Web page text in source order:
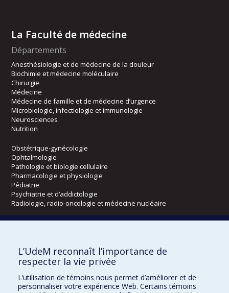
La Faculté de médecine
Départements
Anesthésiologie et de médecine de la douleur
Biochimie et médecine moléculaire
Chirurgie
Médecine
Médecine de famille et de médecine d’urgence
Microbiologie, infectiologie et immunologie
Neurosciences
Nutrition
Obstétrique-gynécologie
Ophtalmologie
Pathologie et biologie cellulaire
Pharmacologie et physiologie
Pédiatrie
Psychiatrie et d’addictologie
Radiologie, radio-oncologie et médecine nucléaire
Kinésiologie et des sciences de l’activité physique
Orthophonie et audiologie
L’UdeM reconnaît l’importance de
respecter la vie privée
L’utilisation de témoins nous permet d’améliorer et de
personnaliser votre expérience Web. Certains témoins